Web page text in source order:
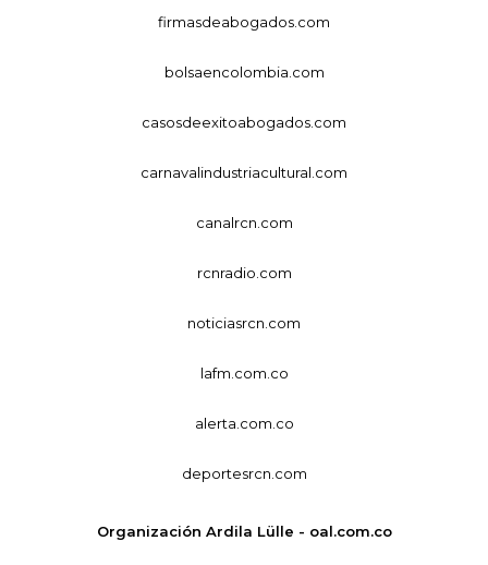
firmasdeabogados.com
bolsaencolombia.com
casosdeexitoabogados.com
carnavalindustriacultural.com
canalrcn.com
rcnradio.com
noticiasrcn.com
lafm.com.co
alerta.com.co
deportesrcn.com
Organización Ardila Lülle - oal.com.co